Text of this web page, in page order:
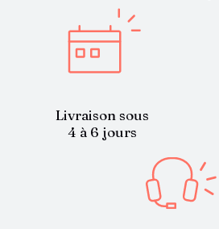
Livraison sous
4 à 6 jours